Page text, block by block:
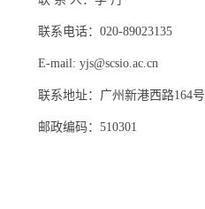
联系电话： 020-89023135
E-mail: yjs@scsio.ac.cn
联系地址：广州新港西路164号
邮政编码： 510301